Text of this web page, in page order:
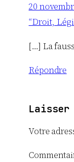
20
“Droit,
[…] La
Répondre
Laisser
Votre